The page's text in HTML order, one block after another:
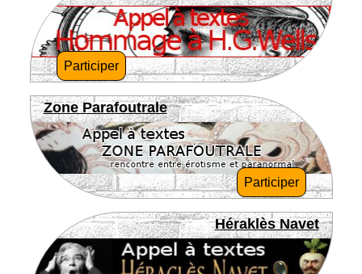
Participer
Zone Parafoutrale
Participer
Héraklès Navet